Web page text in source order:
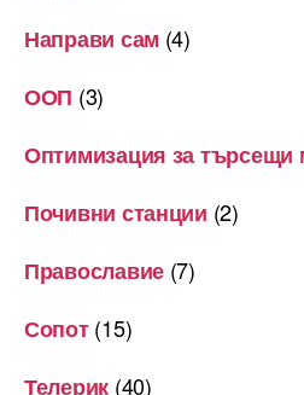
Направи сам (4)
ООП (3)
Оптимизация за търсещи
Почивни станции (2)
Православие (7)
Сопот(15)
Телерик (40)